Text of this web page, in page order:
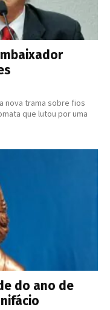
nova trama sobre fios
que lutou por uma
do ano de